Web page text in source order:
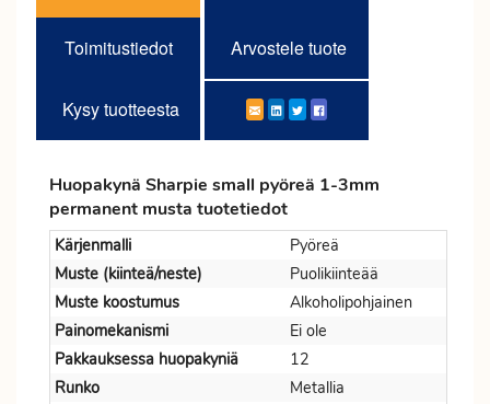
Toimitustiedot Arvostele tuote
Kysy tuotteesta
Huopakynä Sharpie small pyöreä 1-3mm
permanent musta tuotetiedot
Kärjenmalli
Pyöreä
Muste (kiinteä/neste)
Puolikiinteää
Muste koostumus
Alkoholipohjainen
Painomekanismi
Ei ole
Pakkauksessa huopakyniä
12
Runko
Metallia